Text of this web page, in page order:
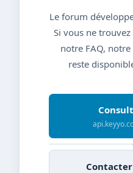
Le forum
Si vous ne
notre FAQ,
reste